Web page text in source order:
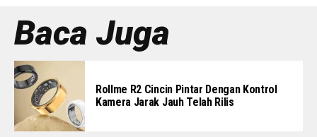
Baca Juga
Rollme R2 Cincin Pintar Dengan Kontrol
Kamera Jarak Jauh Telah Rilis